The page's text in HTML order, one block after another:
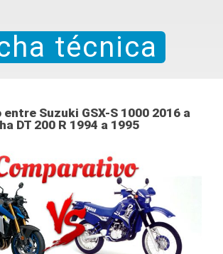
técnica
Suzuki GSX-S 1000 2016 a
DT 200 R 1994 a 1995